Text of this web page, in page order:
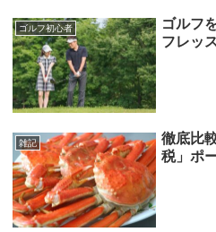
ゴルフ初心者
ゴルフ
フレッ
雑記
徹底比
税」ポ